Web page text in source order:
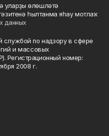
уларҙы өлөшләтә
һылтанма яһау мотлаҡ.
данных
службой по надзору в сфере
и массовых
номер:
2008 г.